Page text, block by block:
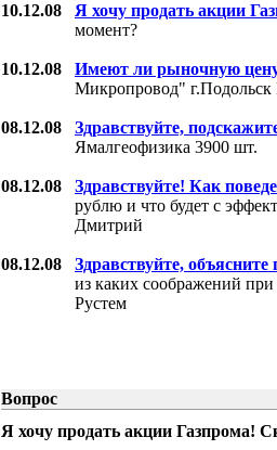
10.12.08 Я хочу продать акции
момент?
10.12.08
Имеют ли рыночную
Микропровод"
08.12.08
Здравствуйте,
Ямалгеофизика 3900 шт.
08.12.08
Здравствуйте! Как
рублю и что будет с
Дмитрий
08.12.08
Здравствуйте, объясните
из каких соображений
Рустем
Вопрос
Я хочу продать акции Газпрома!